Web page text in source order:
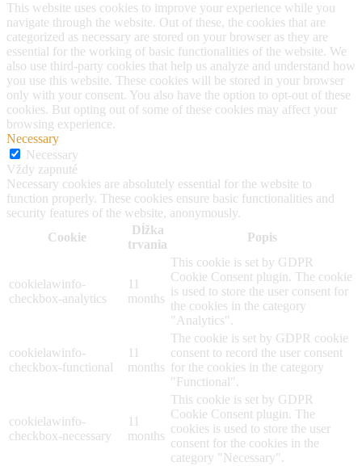
This website uses cookies to improve your experience while you
navigate through the website. Out of these, the cookies that are
categorized as necessary are stored on your browser as they are
essential for the working of basic functionalities of the website. We
also use third-party cookies that help us analyze and understand how
you use this website. These cookies will be stored in your browser
only with your consent. You also have the option to opt-out of these
cookies. But opting out of some of these cookies may affect your
browsing experience.
Necessary
Necessary
Vždy zapnuté
Necessary cookies are absolutely essential for the website to
function properly. These cookies ensure basic functionalities and
security features of the website, anonymously.
Cookie
Dĺžka
trvania
Popis
cookielawinfo-
checkbox-analytics
11
months
This cookie is set by GDPR
Cookie Consent plugin. The cookie
is used to store the user consent for
the cookies in the category
"Analytics".
cookielawinfo-
checkbox-functional
11
months
The cookie is set by GDPR cookie
consent to record the user consent
for the cookies in the category
"Functional".
cookielawinfo-
checkbox-necessary
11
months
This cookie is set by GDPR
Cookie Consent plugin. The
cookies is used to store the user
consent for the cookies in the
category "Necessary".